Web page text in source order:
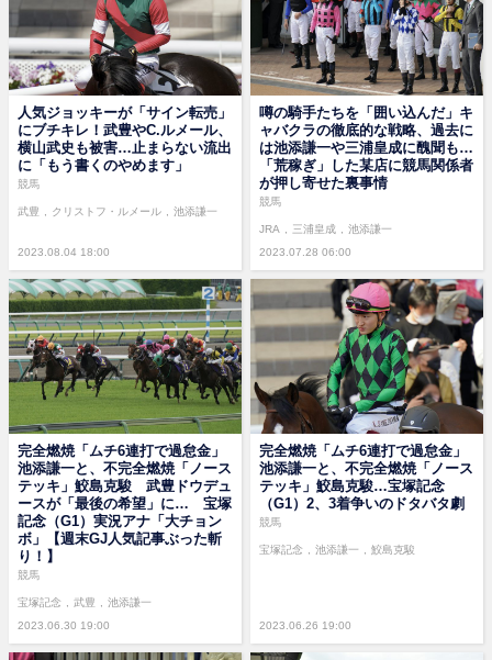
人気ジョッキーが「サイン転売」
にブチキレ！武豊やC.ルメール、
横山武史も被害…止まらない流出
に「もう書くのやめます」
2023.08.04 18:00
競馬
武豊 クリストフ・ルメール 池添謙一
噂の騎手たちを「囲い込んだ」キ
ャバクラの徹底的な戦略、過去に
は池添謙一や三浦皇成に醜聞も…
「荒稼ぎ」した某店に競馬関係者
が押し寄せた裏事情
2023.07.28 06:00
競馬
JRA 三浦皇成 池添謙一
完全燃焼「ムチ6連打で過怠金」
池添謙一と、不完全燃焼「ノース
テッキ」鮫島克駿 武豊ドウデュ
ースが「最後の希望」に… 宝塚
記念（G1）実況アナ「大チョン
ボ」【週末GJ人気記事ぶった斬
り！】
2023.06.30 19:00
競馬
宝塚記念 武豊 池添謙一
完全燃焼「ムチ6連打で過怠金」
池添謙一と、不完全燃焼「ノース
テッキ」鮫島克駿…宝塚記念
（G1）2、3着争いのドタバタ劇
2023.06.26 19:00
競馬
宝塚記念 池添謙一 鮫島克駿